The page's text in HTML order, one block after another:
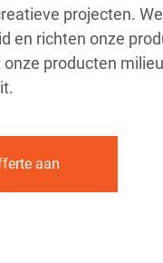
projecten.
en richten onze
onze producten
aan